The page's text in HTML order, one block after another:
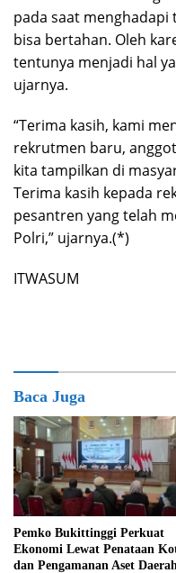
pada saat menghadapi
bisa bertahan. Oleh
tentunya menjadi hal
ujarnya.
“Terima kasih, kami
rekrutmen baru,
kita tampilkan di
Terima kasih kepada
pesantren yang telah
Polri,” ujarnya.(*)
ITWASUM
Baca Juga
Pemko Bukittinggi Perkuat
Ekonomi Lewat Penataan
dan Pengamanan Aset Daerah